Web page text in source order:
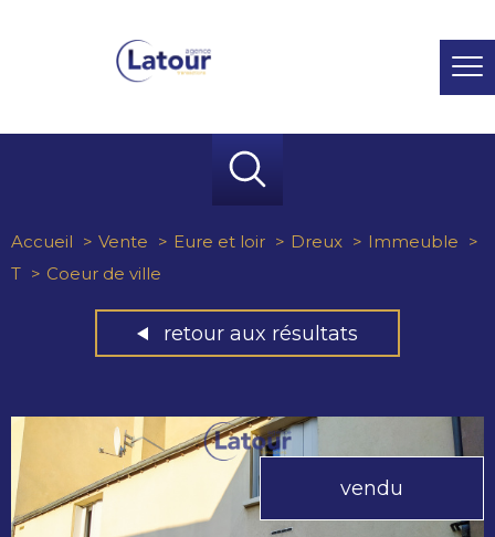
Accueil Vente Eure et loir Dreux
Immeuble
T
Coeur de ville
retour aux résultats
vendu